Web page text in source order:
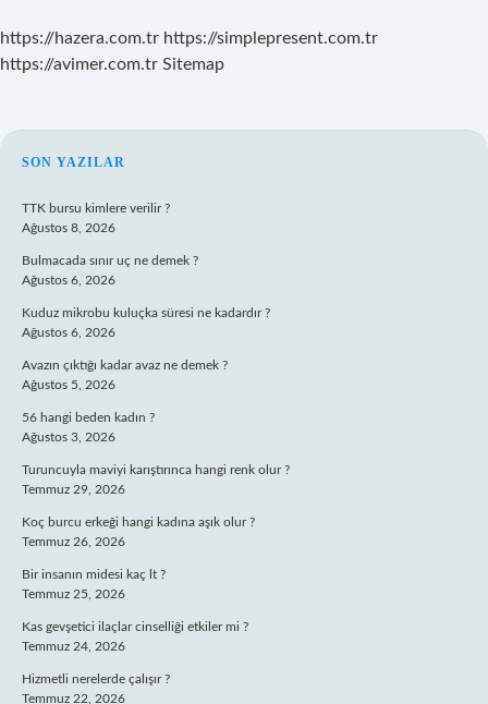
https://hazera.com.tr https://simplepresent.com.tr
https://avimer.com.tr Sitemap
SIDEBAR
SON YAZILAR
TTK bursu kimlere verilir ?
Ağustos 8, 2026
Bulmacada sınır uç ne demek ?
Ağustos 6, 2026
Kuduz mikrobu kuluçka süresi ne kadardır ?
Ağustos 6, 2026
Avazın çıktığı kadar avaz ne demek ?
Ağustos 5, 2026
56 hangi beden kadın ?
Ağustos 3, 2026
Turuncuyla maviyi karıştırınca hangi renk olur ?
Temmuz 29, 2026
Koç burcu erkeği hangi kadına aşık olur ?
Temmuz 26, 2026
Bir insanın midesi kaç lt ?
Temmuz 25, 2026
Kas gevşetici ilaçlar cinselliği etkiler mi ?
Temmuz 24, 2026
Hizmetli nerelerde çalışır ?
Temmuz 22, 2026